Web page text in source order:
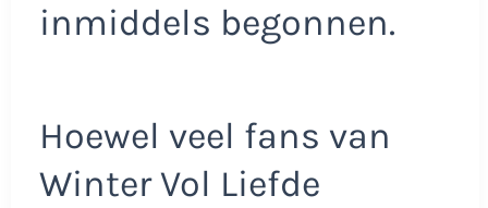
inmiddels begonnen.
Hoewel veel fans van
Winter Vol Liefde